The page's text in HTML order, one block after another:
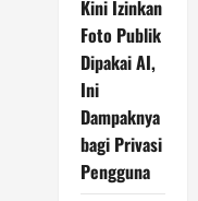
Kini Izinkan
Foto Publik
Dipakai AI,
Ini
Dampaknya
bagi Privasi
Pengguna